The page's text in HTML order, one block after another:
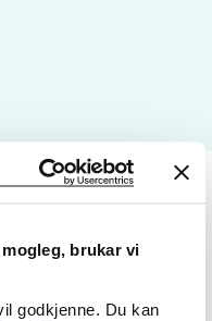
brukar vi
godkjenne. Du kan